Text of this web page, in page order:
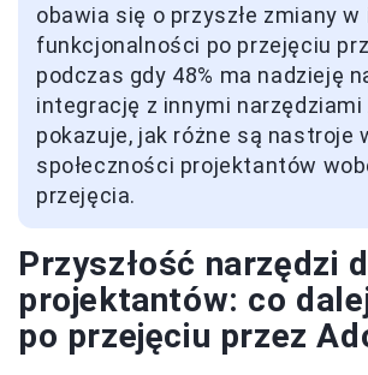
obawia się o przyszłe zmiany
funkcjonalności po przejęciu
podczas gdy 48% ma nadzieję
integrację z innymi narzędziami
pokazuje, jak różne są nastroje
społeczności projektantów
przejęcia.
Przyszłość narzędzi
projektantów: co
po przejęciu przez